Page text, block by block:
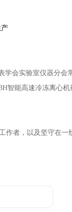
会实验室仪器分
智能高速冷冻离心
作者， 以及 坚守在一